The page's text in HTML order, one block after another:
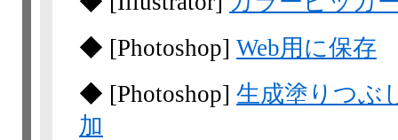
◆ [Photoshop] Web用に保存
◆ [Photoshop] 生成塗りつぶ
加